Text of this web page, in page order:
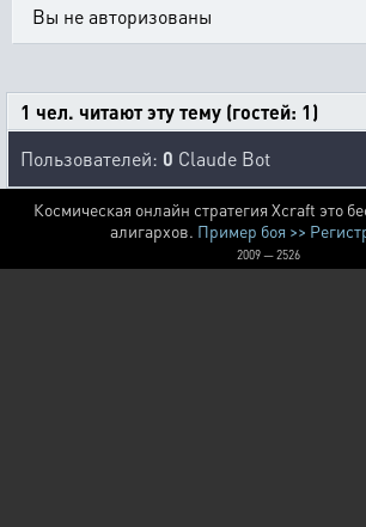
Вы не авторизованы
1 чел. читают эту тему (гостей: 1)
Пользователей: 0 Claude Bot
Космическая онлайн стратегия Xcraft это
алигархов. Пример боя >>
2009 — 2526